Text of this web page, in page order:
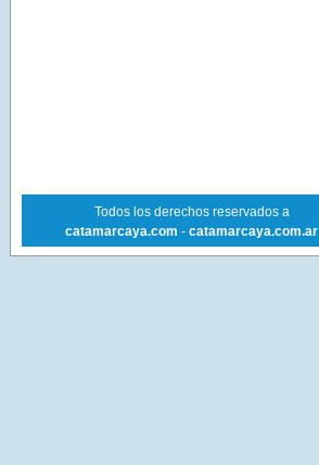
Todos los derechos reservados a
catamarcaya.com - catamarcaya.com.ar